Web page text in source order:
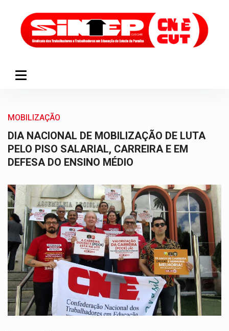
MOBILIZAÇÃO
DIA NACIONAL DE MOBILIZAÇÃO DE LUTA
PELO PISO SALARIAL, CARREIRA E EM
DEFESA DO ENSINO MÉDIO